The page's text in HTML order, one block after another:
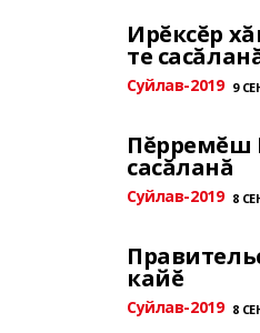
Ирĕксĕр
те
Суйлав-2019 9
Пĕрремĕш
сасăланă
Суйлав-2019 8
кайĕ
Суйлав-2019 8